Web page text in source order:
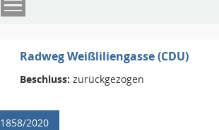
Radweg Weißliliengasse (CDU)
Beschluss: zurückgezogen
1858/2020